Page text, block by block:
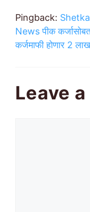
Pingback:
News पीक
कर्जमाफी होणार 2
Leave